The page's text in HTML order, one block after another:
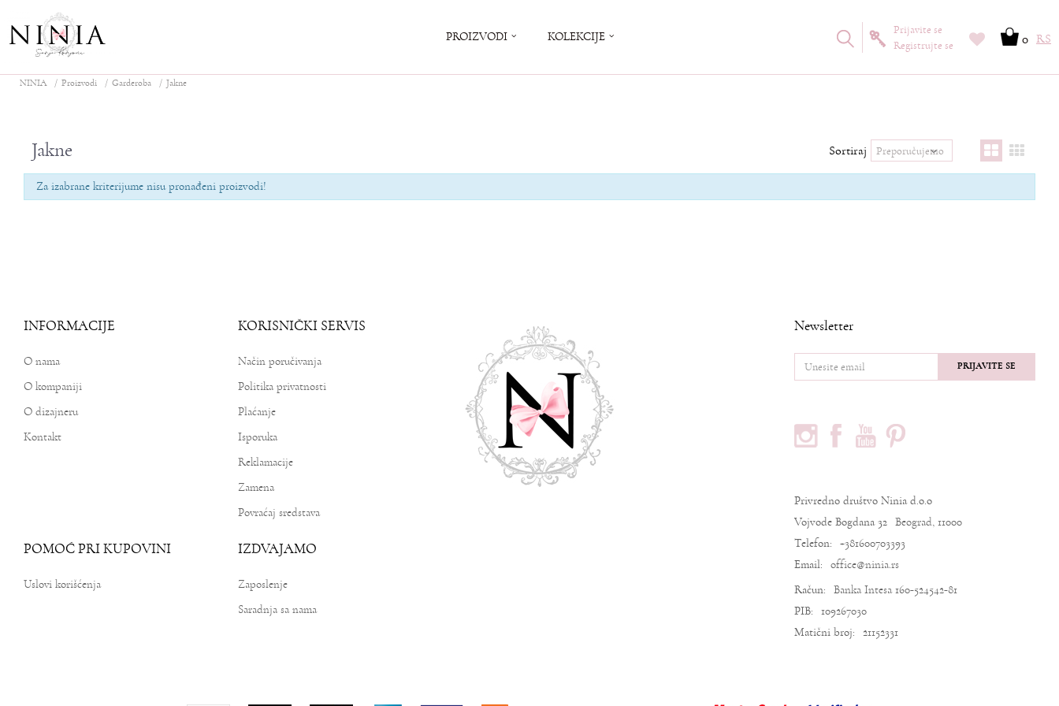
PROIZVODI KOLEKCIJE RS
0
Prijavite se
Registrujte se
NINIA Proizvodi Garderoba Jakne
Jakne Sortiraj
Za izabrane kriterijume nisu pronađeni proizvodi!
INFORMACIJE
O nama
O kompaniji
O dizajneru
Kontakt
KORISNIČKI SERVIS
Način poručivanja
Politika privatnosti
Plaćanje
Isporuka
Reklamacije
Zamena
Povraćaj sredstava
POMOĆ PRI KUPOVINI
Uslovi korišćenja
IZDVAJAMO
Zaposlenje
Saradnja sa nama
Newsletter
PRIJAVITE SE
Privredno društvo Ninia d.o.o
Vojvode Bogdana 32 Beograd, 11000
Telefon: +381600703393
Email: office@ninia.rs
Račun: Banka Intesa 160-524542-81
PIB: 109267030
Matični broj: 21152331